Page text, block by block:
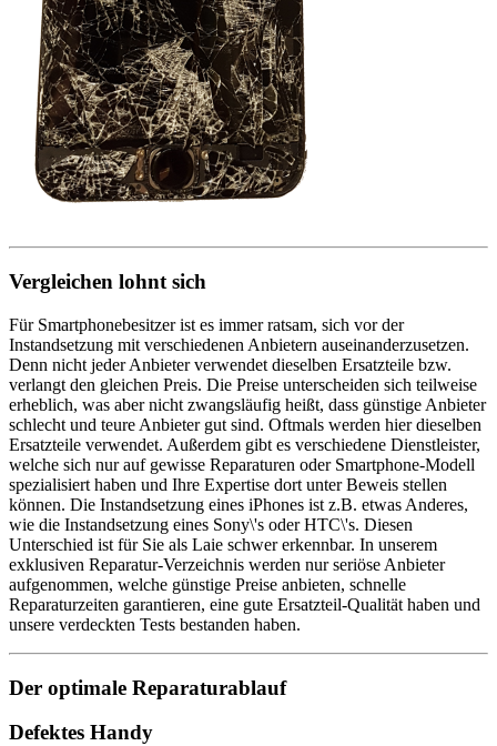
Vergleichen lohnt sich
Für Smartphonebesitzer ist es immer ratsam, sich vor der
Instandsetzung mit verschiedenen Anbietern auseinanderzusetzen.
Denn nicht jeder Anbieter verwendet dieselben Ersatzteile bzw.
verlangt den gleichen Preis. Die Preise unterscheiden sich teilweise
erheblich, was aber nicht zwangsläufig heißt, dass günstige Anbieter
schlecht und teure Anbieter gut sind. Oftmals werden hier dieselben
Ersatzteile verwendet. Außerdem gibt es verschiedene Dienstleister,
welche sich nur auf gewisse Reparaturen oder Smartphone-Modell
spezialisiert haben und Ihre Expertise dort unter Beweis stellen
können. Die Instandsetzung eines iPhones ist z.B. etwas Anderes,
wie die Instandsetzung eines Sony\'s oder HTC\'s. Diesen
Unterschied ist für Sie als Laie schwer erkennbar. In unserem
exklusiven Reparatur-Verzeichnis werden nur seriöse Anbieter
aufgenommen, welche günstige Preise anbieten, schnelle
Reparaturzeiten garantieren, eine gute Ersatzteil-Qualität haben und
unsere verdeckten Tests bestanden haben.
Der optimale Reparaturablauf
Defektes Handy